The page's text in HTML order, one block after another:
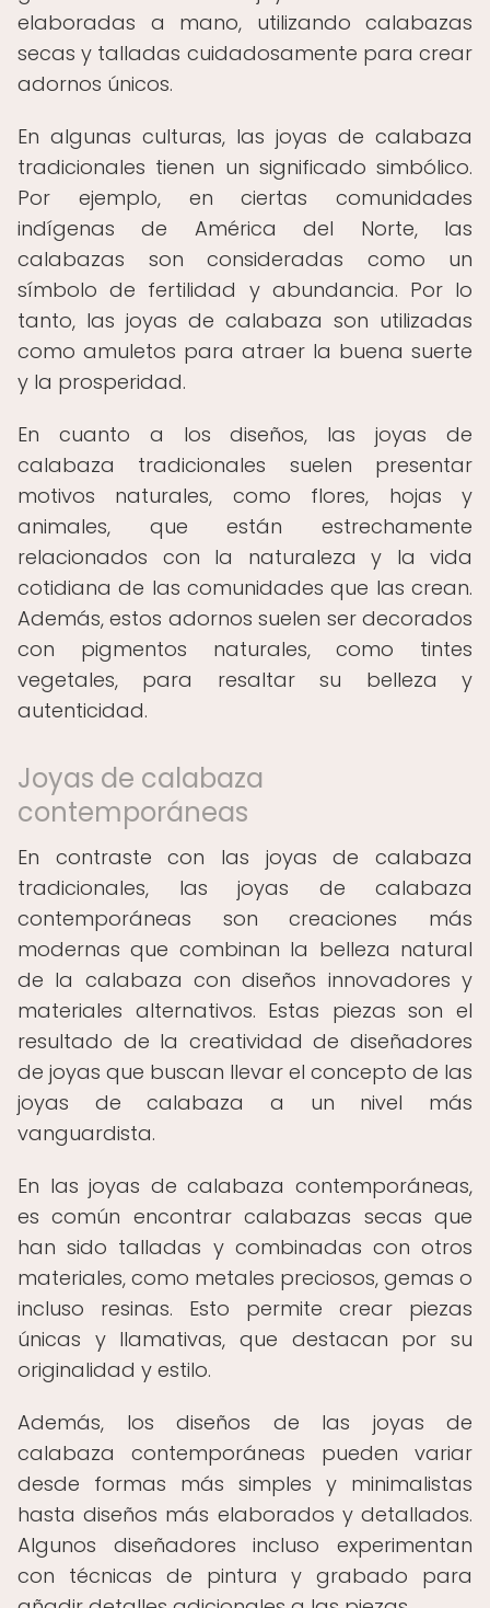
elaboradas a mano, utilizando calabazas
secas y talladas cuidadosamente para crear
adornos únicos.
En algunas culturas, las joyas de calabaza
tradicionales tienen un significado simbólico.
Por ejemplo, en ciertas comunidades
indígenas de América del Norte, las
calabazas son consideradas como un
símbolo de fertilidad y abundancia. Por lo
tanto, las joyas de calabaza son utilizadas
como amuletos para atraer la buena suerte
y la prosperidad.
En cuanto a los diseños, las joyas de
calabaza tradicionales suelen presentar
motivos naturales, como flores, hojas y
animales, que están estrechamente
relacionados con la naturaleza y la vida
cotidiana de las comunidades que las crean.
Además, estos adornos suelen ser decorados
con pigmentos naturales, como tintes
vegetales, para resaltar su belleza y
autenticidad.
Joyas de calabaza
contemporáneas
En contraste con las joyas de calabaza
tradicionales, las joyas de calabaza
contemporáneas son creaciones más
modernas que combinan la belleza natural
de la calabaza con diseños innovadores y
materiales alternativos. Estas piezas son el
resultado de la creatividad de diseñadores
de joyas que buscan llevar el concepto de las
joyas de calabaza a un nivel más
vanguardista.
En las joyas de calabaza contemporáneas,
es común encontrar calabazas secas que
han sido talladas y combinadas con otros
materiales, como metales preciosos, gemas o
incluso resinas. Esto permite crear piezas
únicas y llamativas, que destacan por su
originalidad y estilo.
Además, los diseños de las joyas de
calabaza contemporáneas pueden variar
desde formas más simples y minimalistas
hasta diseños más elaborados y detallados.
Algunos diseñadores incluso experimentan
con técnicas de pintura y grabado para